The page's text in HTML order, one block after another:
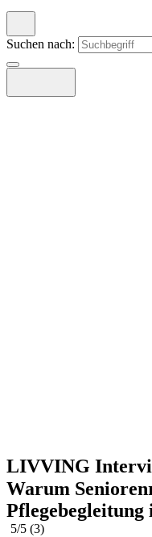
Suchen nach:
LIVVING
Warum
5/5 (3)